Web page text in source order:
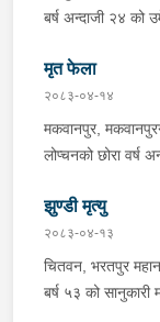
अभिषेक कुमार साह
भनि खुल्न आएको
अनुसन्धान कार्य
बर्ष अन्दाजी २४ को
घटनास्थलमा मुचुल्का
मृत फेला
२०८३-०४-१४
मकवानपुर,
लोप्चनको छोरा वर्ष
मिति २०८३।०४।१४
अवस्थामा फेला
छ ।
झुण्डी मृत्यु
२०८३-०४-१३
चितवन, भरतपुर
बर्ष ५३ को सानुकारी